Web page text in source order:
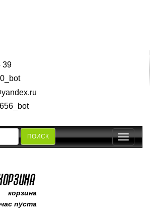
39
ПОИСК
Toggle
корзина
пуста